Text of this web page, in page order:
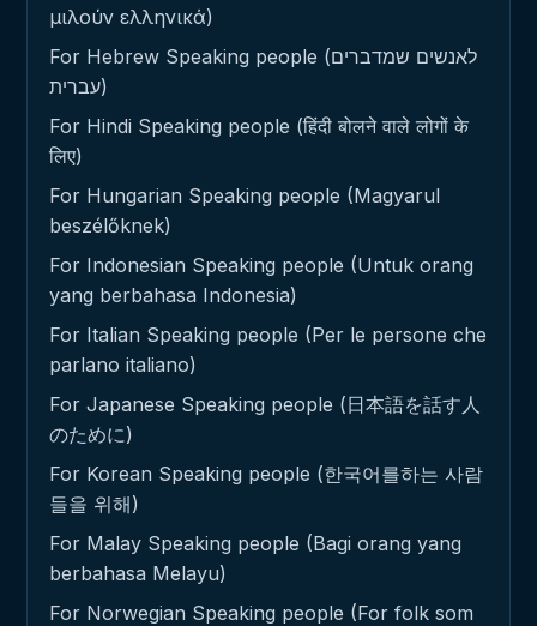
μιλούν ελληνικά)
For Hebrew Speaking people (לאנשים שמדברים
עברית)
For Hindi Speaking people (हिंदी बोलने वाले लोगों के
लिए)
For Hungarian Speaking people (Magyarul
beszélőknek)
For Indonesian Speaking people (Untuk orang
yang berbahasa Indonesia)
For Italian Speaking people (Per le persone che
parlano italiano)
For Japanese Speaking people (日本語を話す人
のために)
For Korean Speaking people (한국어를하는 사람
들을 위해)
For Malay Speaking people (Bagi orang yang
berbahasa Melayu)
For Norwegian Speaking people (For folk som